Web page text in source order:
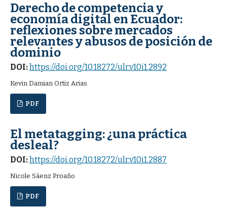
Derecho de competencia y
economía digital en Ecuador:
reflexiones sobre mercados
relevantes y abusos de posición de
dominio
DOI:https://doi.org/10.18272/ulr.v10i1.2892
Kevin Damian Ortiz Arias
PDF
El metatagging: ¿una práctica
desleal?
DOI:https://doi.org/10.18272/ulr.v10i1.2887
Nicole Sáenz Proaño
PDF